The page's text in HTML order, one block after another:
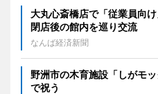
大丸心斎橋店で「従業員向
閉店後の館内を巡り交流
なんば経済新聞
野洲市の木育施設「しがモ
で祝う